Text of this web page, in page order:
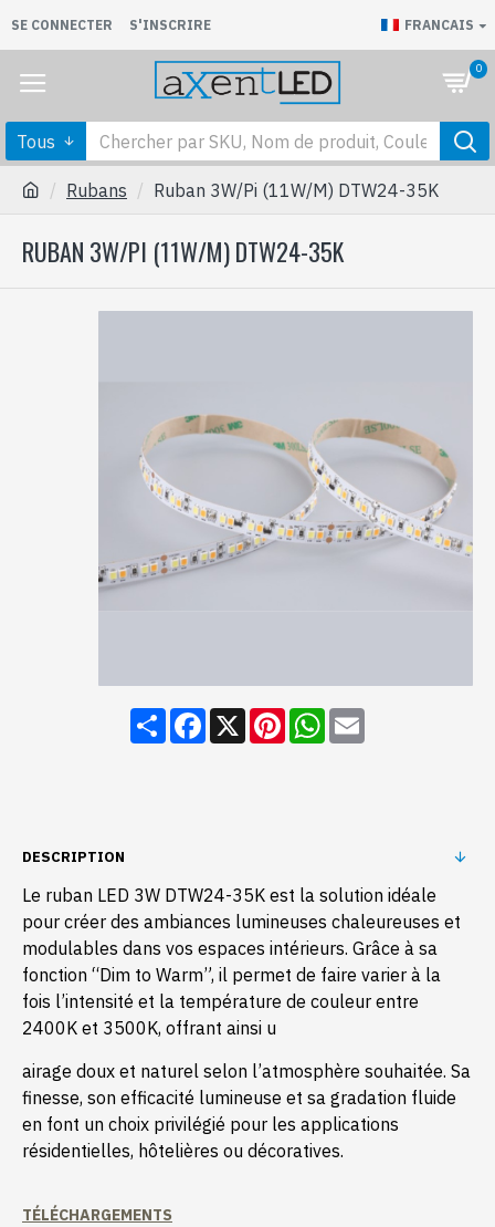
SE CONNECTER S'INSCRIRE FRANCAIS
0
Tous
Rubans Ruban 3W/Pi (11W/M) DTW24-35K
RUBAN 3W/PI (11W/M) DTW24-35K
ShareFacebook
X PinterestWhatsApp
Email
DESCRIPTION
Le ruban LED 3W DTW24-35K est la solution idéale
pour créer des ambiances lumineuses chaleureuses et
modulables dans vos espaces intérieurs. Grâce à sa
fonction “Dim to Warm”, il permet de faire varier à la
fois l’intensité et la température de couleur entre
2400K et 3500K, offrant ainsi u
airage doux et naturel selon l’atmosphère souhaitée. Sa
finesse, son efficacité lumineuse et sa gradation fluide
en font un choix privilégié pour les applications
résidentielles, hôtelières ou décoratives.
TÉLÉCHARGEMENTS